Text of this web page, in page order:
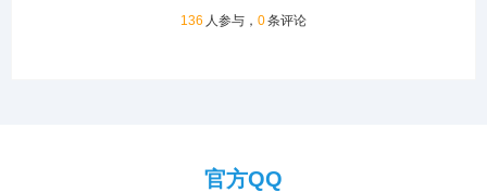
线，规划多关阶梯式竞赛体
136 人参与， 0条评论
官方QQ